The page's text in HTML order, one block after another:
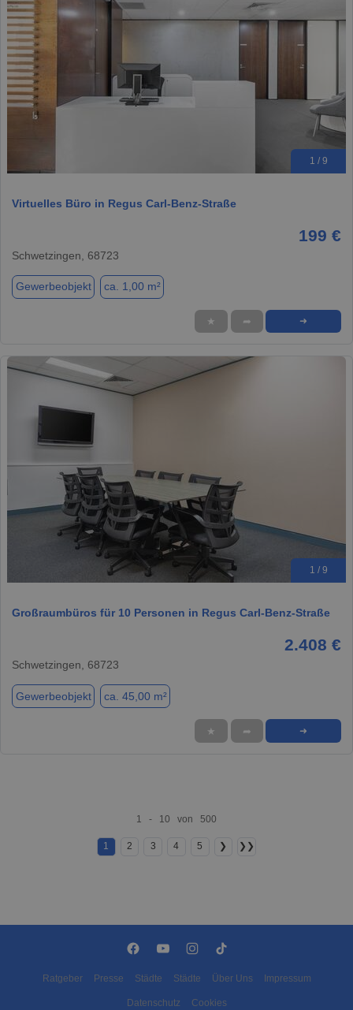
1 / 9
Virtuelles Büro in Regus Carl-Benz-Straße
199 €
Schwetzingen, 68723
Gewerbeobjekt ca. 1,00 m²
★ ➦ ➜
1 / 9
Großraumbüros für 10 Personen in Regus Carl-Benz-Straße
2.408 €
Schwetzingen, 68723
Gewerbeobjekt ca. 45,00 m²
★ ➦ ➜
1 - 10 von 500
1 2 3 4 5 ❯ ❯❯
Ratgeber Presse Städte Städte Über Uns Impressum
Datenschutz Cookies